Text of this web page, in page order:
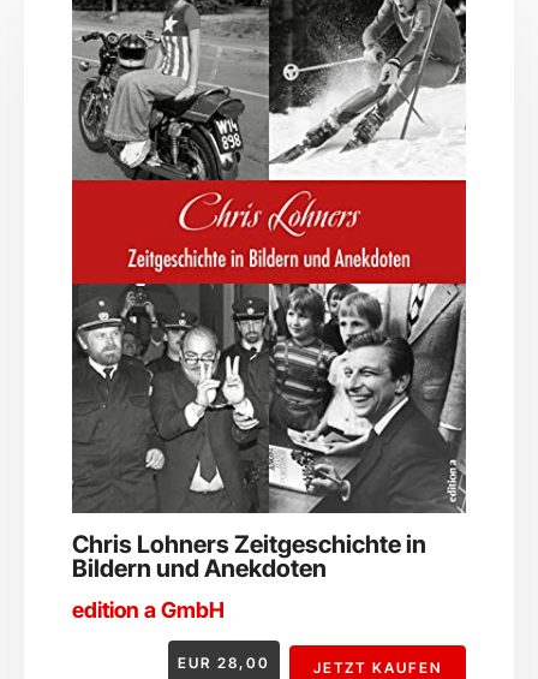
Chris Lohners Zeitgeschichte in
Bildern und Anekdoten
edition a GmbH
EUR 28,00 JETZT KAUFEN